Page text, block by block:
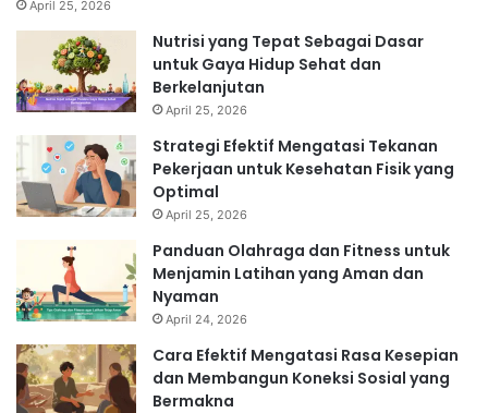
April 25, 2026
Nutrisi yang Tepat Sebagai Dasar
untuk Gaya Hidup Sehat dan
Berkelanjutan
April 25, 2026
Strategi Efektif Mengatasi Tekanan
Pekerjaan untuk Kesehatan Fisik yang
Optimal
April 25, 2026
Panduan Olahraga dan Fitness untuk
Menjamin Latihan yang Aman dan
Nyaman
April 24, 2026
Cara Efektif Mengatasi Rasa Kesepian
dan Membangun Koneksi Sosial yang
Bermakna